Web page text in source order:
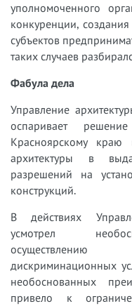
уполномоченного
конкуренции,
субъектов
таких случаев
Фабула дела
Управление
оспаривает
Красноярскому
архитектуры в
разрешений на
конструкций.
В действиях
усмотрел
осуществлению
дискриминационных
необоснованных
привело к